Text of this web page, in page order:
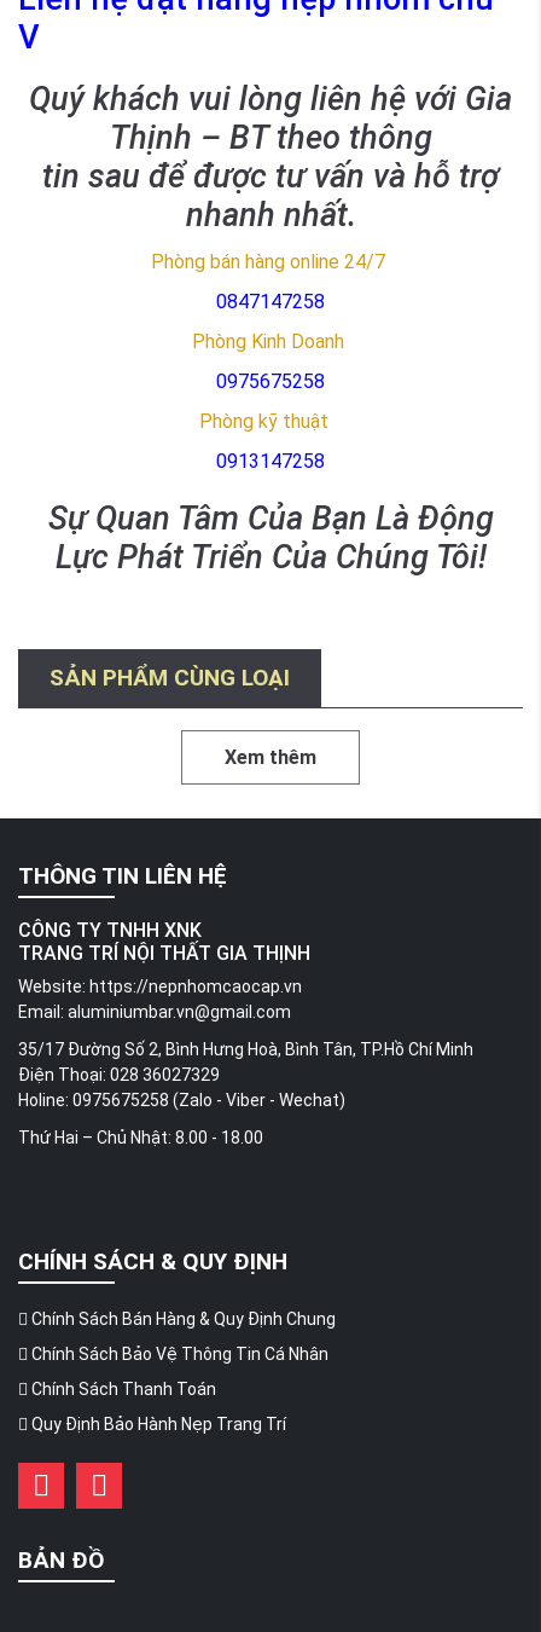
V
Quý khách vui lòng liên hệ với Gia
Thịnh – BT theo thông
tin sau để được tư vấn và hỗ trợ
nhanh nhất.
Phòng bán hàng online 24/7
0847147258
Phòng Kinh Doanh
0975675258
Phòng kỹ thuật
0913147258
Sự Quan Tâm Của Bạn Là Động
Lực Phát Triển Của Chúng Tôi!
SẢN PHẨM CÙNG LOẠI
Xem thêm
THÔNG TIN LIÊN HỆ
CÔNG TY TNHH XNK
TRANG TRÍ NỘI THẤT GIA THỊNH
Website: https://nepnhomcaocap.vn
Email: aluminiumbar.vn@gmail.com
35/17 Đường Số 2, Bình Hưng Hoà, Bình Tân, TP.Hồ Chí Minh
Điện Thoại: 028 36027329
Holine: 0975675258 (Zalo - Viber - Wechat)
Thứ Hai – Chủ Nhật: 8.00 - 18.00
CHÍNH SÁCH & QUY ĐỊNH
Chính Sách Bán Hàng & Quy Định Chung
Chính Sách Bảo Vệ Thông Tin Cá Nhân
Chính Sách Thanh Toán
Quy Định Bảo Hành Nẹp Trang Trí
BẢN ĐỒ